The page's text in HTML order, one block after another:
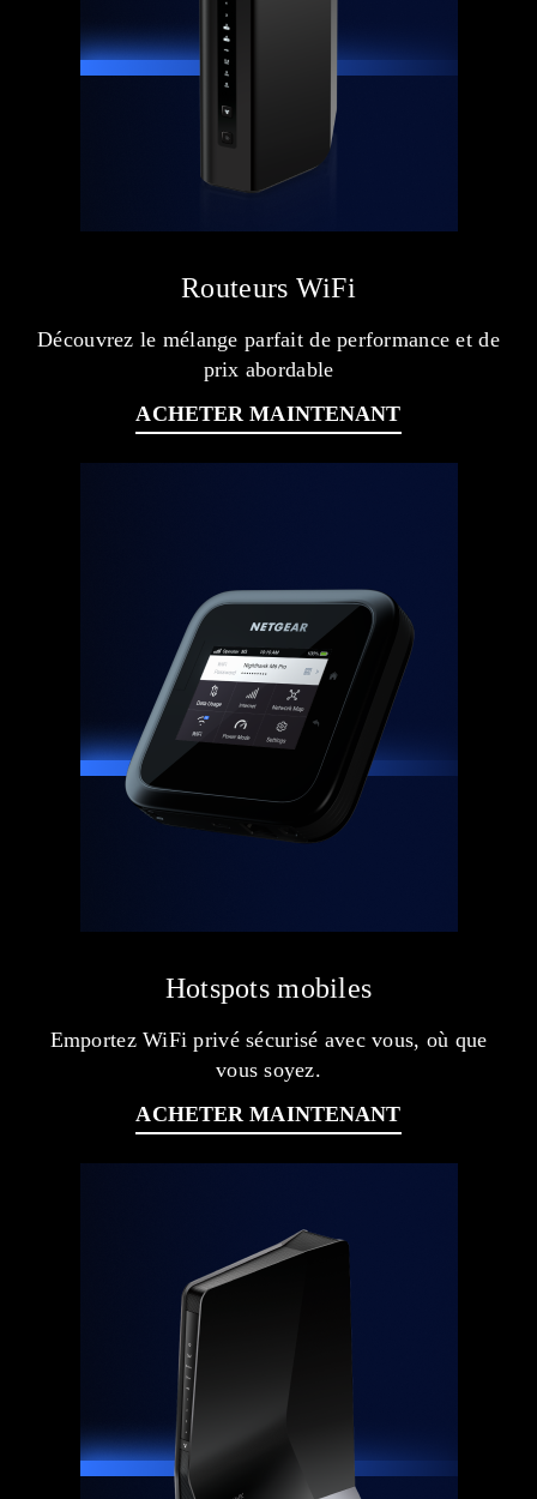
Routeurs WiFi
Découvrez le mélange parfait de performance et de
prix abordable
ACHETER MAINTENANT
Hotspots mobiles
Emportez WiFi privé sécurisé avec vous, où que
vous soyez.
ACHETER MAINTENANT